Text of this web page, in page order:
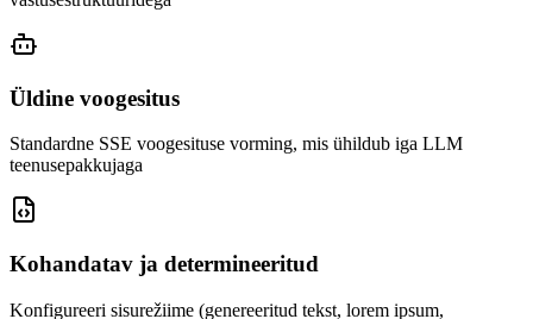
Üldine voogesitus
Standardne SSE voogesituse vorming, mis ühildub iga LLM
teenusepakkujaga
Kohandatav ja determineeritud
Konfigureeri sisurežiime (genereeritud tekst, lorem ipsum,